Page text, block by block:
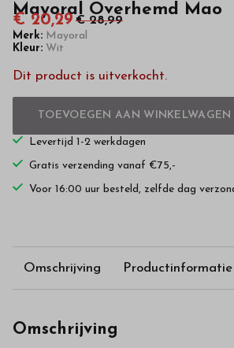
Mayoral Overhemd Mao
€ 20,29 € 28,99
Merk: Mayoral
Kleur: Wit
Dit product is uitverkocht.
TOEVOEGEN AAN WINKELWAGEN
Levertijd 1-2 werkdagen
Gratis verzending vanaf €75,-
Voor 16:00 uur besteld, zelfde dag
Omschrijving Productinformatie
Omschrijving